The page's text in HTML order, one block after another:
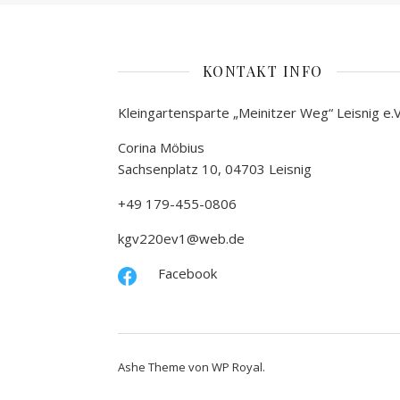
KONTAKT INFO
Kleingartensparte „Meinitzer Weg“ Leisnig
Corina Möbius
Sachsenplatz 10, 04703 Leisnig
+49 179-455-0806
kgv220ev1@web.de
Facebook
Ashe Theme von WP Royal.